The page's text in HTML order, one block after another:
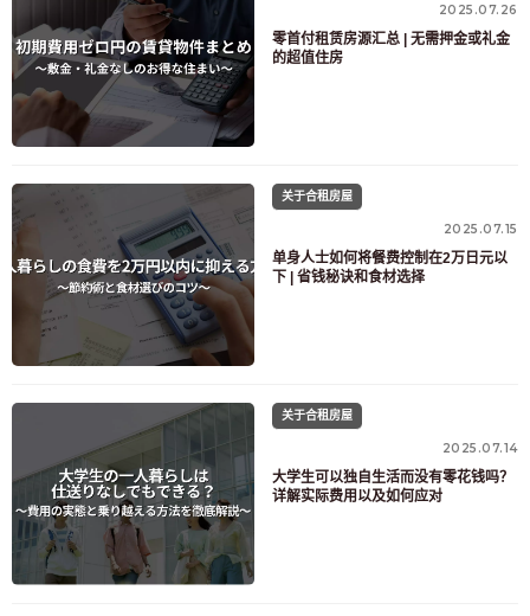
2025.07.26
零首付租赁房源汇总 | 无需押金或礼金
的超值住房
关于合租房屋
2025.07.15
单身人士如何将餐费控制在2万日元以
下 | 省钱秘诀和食材选择
关于合租房屋
2025.07.14
大学生可以独自生活而没有零花钱吗？
详解实际费用以及如何应对